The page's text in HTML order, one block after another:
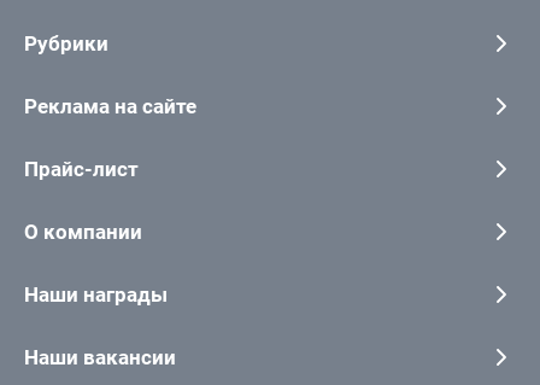
Рубрики
Реклама на сайте
Прайс-лист
О компании
Наши награды
Наши вакансии